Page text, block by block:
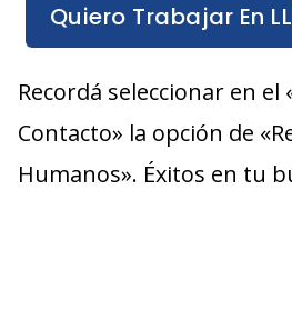
Quiero Trabajar En
Recordá seleccionar en el
Contacto» la opción de
Humanos». Éxitos en tu